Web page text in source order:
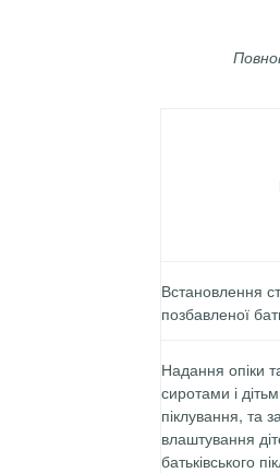
Встановлення
позбавленої
Надання опіки
сиротами і
піклування, та
влаштування
батьківського